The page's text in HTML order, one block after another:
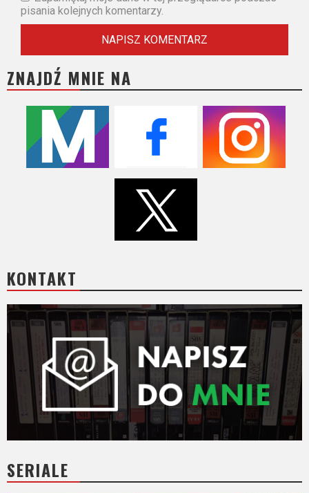
pisania kolejnych komentarzy.
ZNAJDŹ MNIE NA
KONTAKT
SERIALE